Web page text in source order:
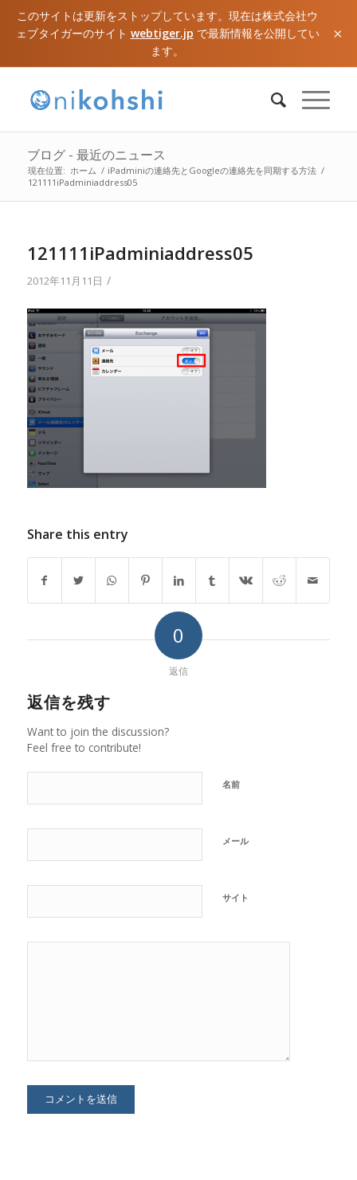
このサイトは更新をストップしています。現在は株式会社ウ
ェブタイガーのサイト webtiger.jp で最新情報を公開してい
ます。
×
ブログ - 最近のニュース
現在位置: ホーム / iPadminiの連絡先とGoogleの連絡先を同期する方法 /
121111iPadminiaddress05
121111iPadminiaddress05
2012年11月11日 /
Share this entry
0
返信
返信を残す
Want to join the discussion?
Feel free to contribute!
名前
メール
サイト